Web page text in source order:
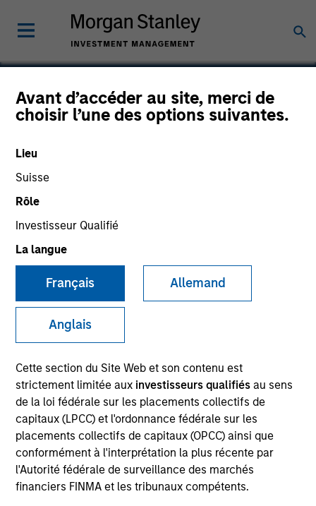
Avant d’accéder au site, merci de
choisir l’une des options suivantes.
Lieu
Suisse
Rôle
Investisseur Qualifié
La langue
Français Allemand
Anglais
Cette section du Site Web et son contenu est
strictement limitée aux investisseurs qualifiésau sens
de la loi fédérale sur les placements collectifs de
capitaux (LPCC) et l'ordonnance fédérale sur les
placements collectifs de capitaux (OPCC) ainsi que
conformément à l'interprétation la plus récente par
l'Autorité fédérale de surveillance des marchés
financiers FINMA et les tribunaux compétents.
FreshBooks
SECTOR
Tech-Software
COUNTRY
Canada